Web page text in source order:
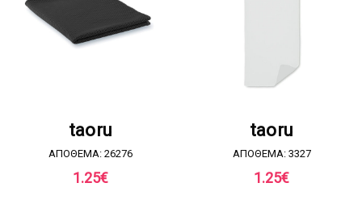
taoru
ΑΠΟΘΕΜΑ: 26276
1.25€
taoru
ΑΠΟΘΕΜΑ: 3327
1.25€